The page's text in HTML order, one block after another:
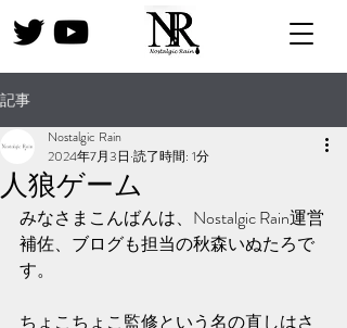
記事
人狼ゲーム
Nostalgic Rain
2024年7月3日 読了時間: 1分
みなさまこんばんは、Nostalgic Rain運営
補佐、ブログも担当の秋森いぬたろで
す。
ちょこちょこ監修という名の直しはさ